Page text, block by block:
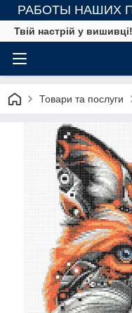
РАБОТЫ НАШИХ
Твій настрій у вишивці!
Товари та послуги